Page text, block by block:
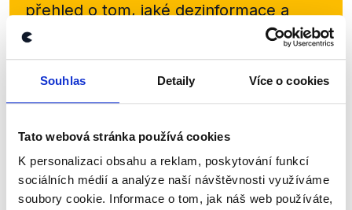
Souhlas Detaily Více o cookies
Tato webová stránka používá cookies
K personalizaci obsahu a reklam, poskytování funkcí
sociálních médií a analýze naší návštěvnosti využíváme
soubory cookie. Informace o tom, jak náš web používáte,
přehled o tom, jaké dezinformace a
nepravdy se zrovna v Česku šíří.
Newsletter WhatsApp
Sociální sítě
Nenechte si ujít nejnovější události